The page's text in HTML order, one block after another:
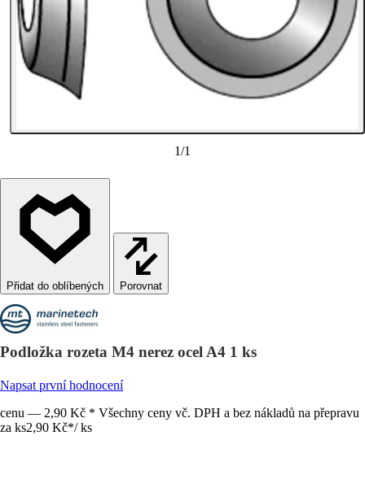
1/1
Porovnat
Podložka rozeta M4 nerez ocel A4 1 ks
Napsat první hodnocení
cenu — 2,90 Kč * Všechny ceny vč. DPH a bez nákladů na přepravu
za ks2,90 Kč*/ ks